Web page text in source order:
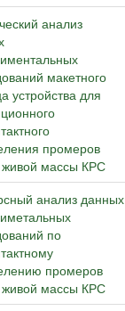
анализ
макетного
устройства для
промеров
живой массы КРС
анализ данных
по
промеров
живой массы КРС